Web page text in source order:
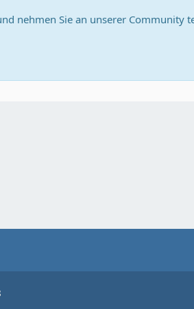
nehmen Sie an unserer Community